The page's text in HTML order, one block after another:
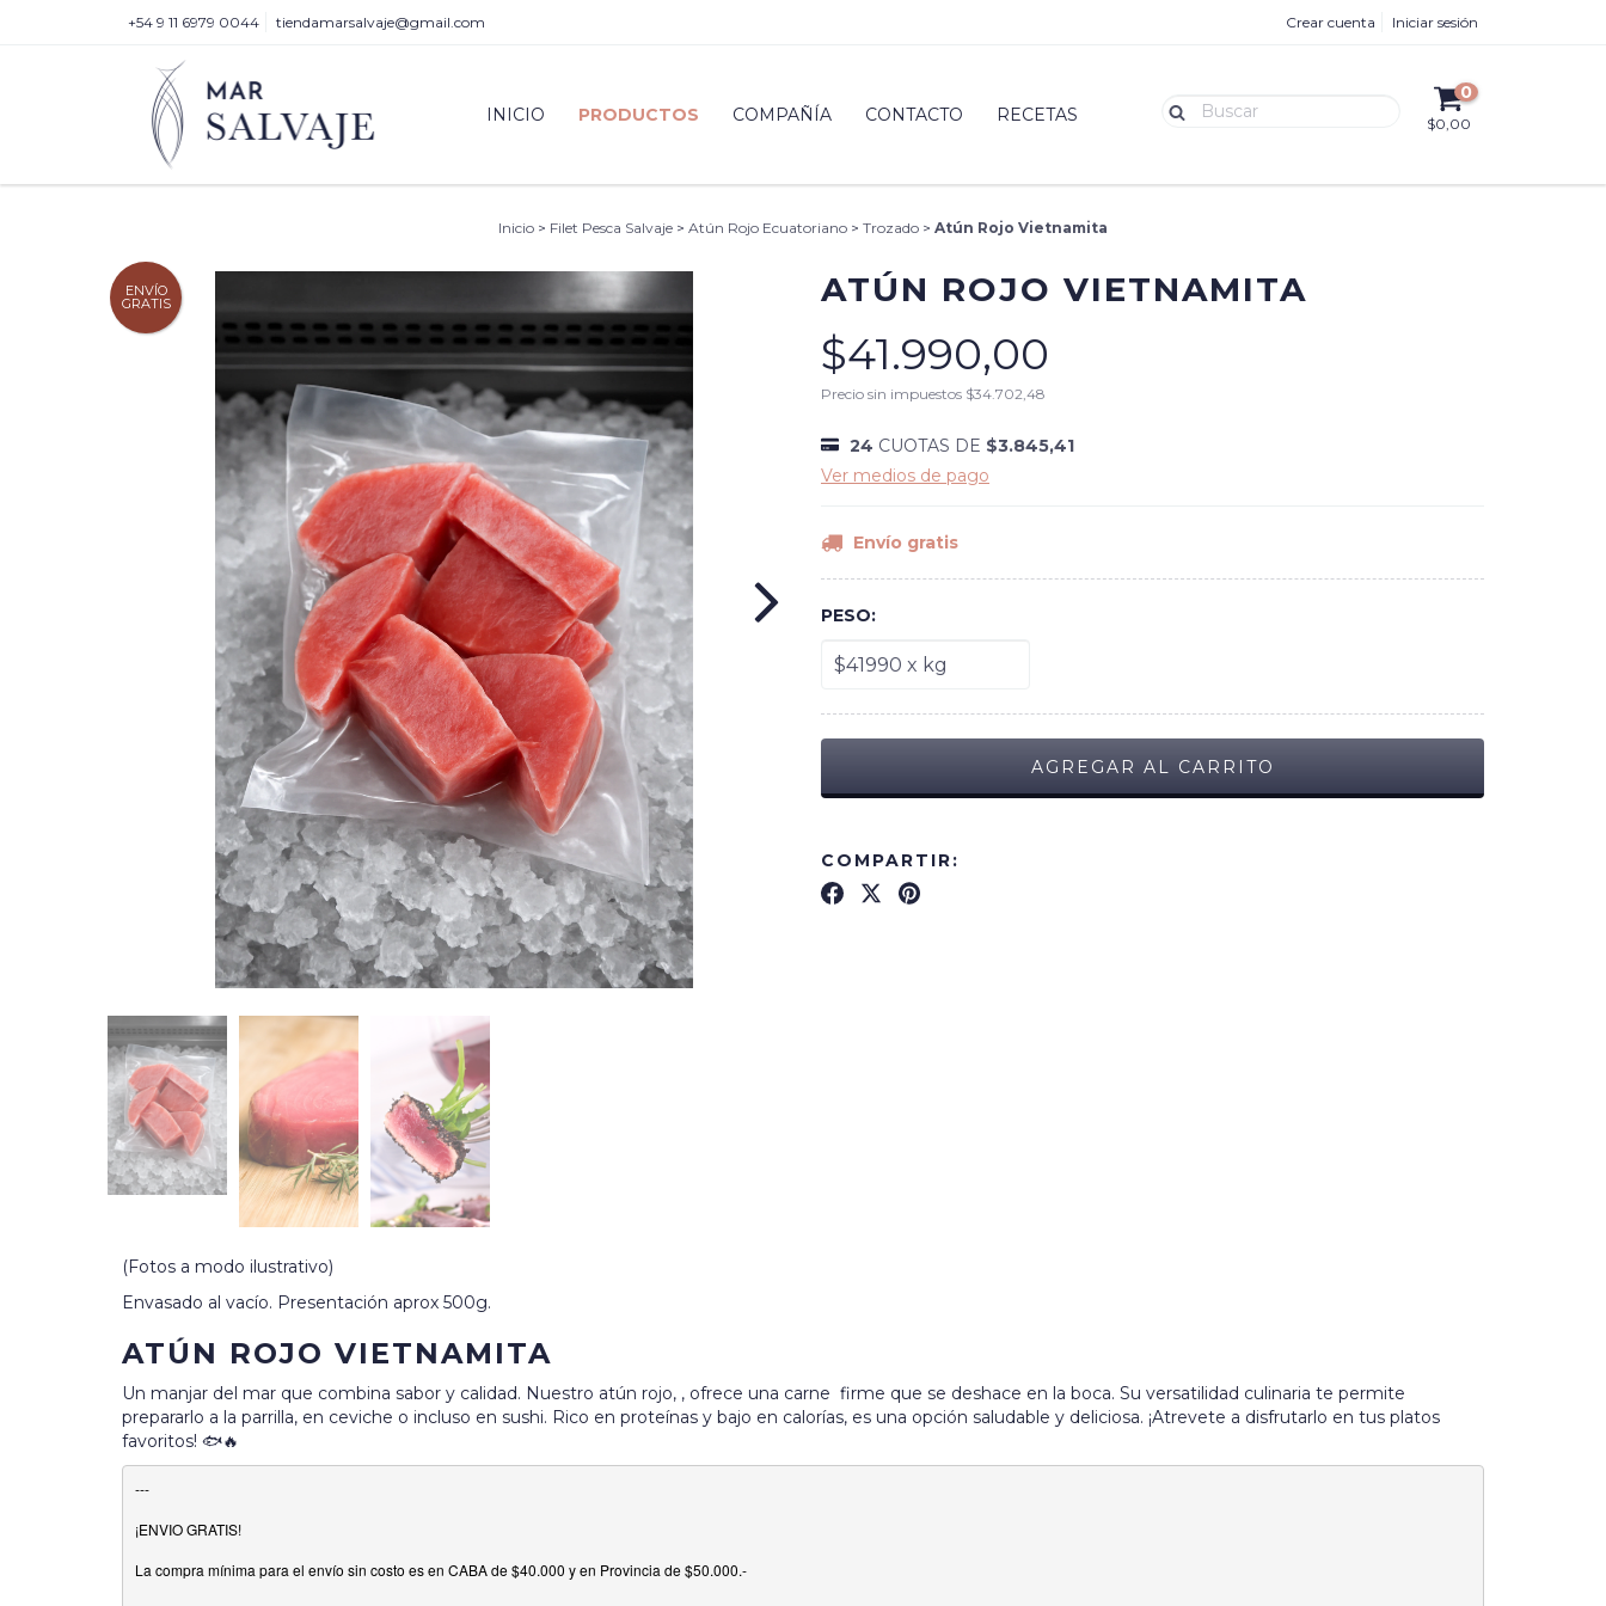
+54 9 11 6979 0044 tiendamarsalvaje@gmail.com Crear cuenta Iniciar sesión
INICIO PRODUCTOS COMPAÑÍA CONTACTO RECETAS
0
$0,00
Inicio > Filet Pesca Salvaje > Atún Rojo Ecuatoriano > Trozado > Atún Rojo Vietnamita
ENVÍO
GRATIS ATÚN ROJO VIETNAMITA
$41.990,00
Precio sin impuestos $34.702,48
24 CUOTAS DE $3.845,41
Ver medios de pago
Envío gratis
PESO:
COMPARTIR:
(Fotos a modo ilustrativo)
Envasado al vacío. Presentación aprox 500g.
ATÚN ROJO VIETNAMITA
Un manjar del mar que combina sabor y calidad. Nuestro atún rojo, , ofrece una carne firme que se deshace en la boca. Su versatilidad culinaria te permite
prepararlo a la parrilla, en ceviche o incluso en sushi. Rico en proteínas y bajo en calorías, es una opción saludable y deliciosa. ¡Atrevete a disfrutarlo en tus platos
favoritos! 🐟🔥
---
¡ENVIO GRATIS!
La compra mínima para el envío sin costo es en CABA de $40.000 y en Provincia de $50.000.-